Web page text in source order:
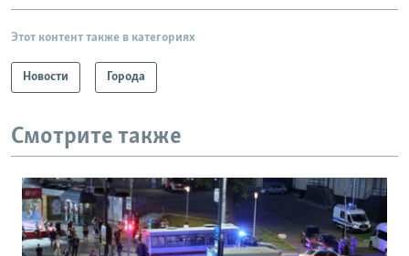
Этот контент также в категориях
Новости Города
Смотрите также